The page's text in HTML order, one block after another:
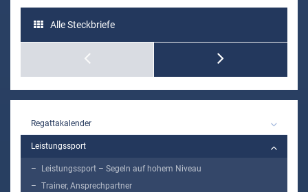
Alle Steckbriefe
Haschen
MAINRegattakalender
Leistungssport
Leistungssport – Segeln auf hohem Niveau
Trainer, Ansprechpartner